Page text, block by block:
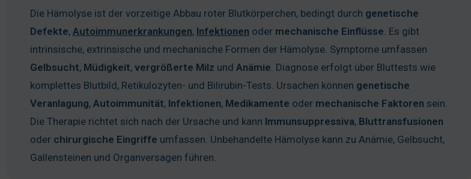
Die Hämolyse ist der vorzeitige Abbau roter Blutkörperchen, bedingt durch genetische
Defekte, Autoimmunerkrankungen, Infektionen oder mechanische Einflüsse. Es gibt
intrinsische, extrinsische und mechanische Formen der Hämolyse. Symptome umfassen
Gelbsucht, Müdigkeit, vergrößerte Milz und Anämie. Diagnose erfolgt über Bluttests wie
komplettes Blutbild, Retikulozyten- und Bilirubin-Tests. Ursachen können genetische
Veranlagung, Autoimmunität, Infektionen, Medikamente oder mechanische Faktoren sein.
Die Therapie richtet sich nach der Ursache und kann Immunsuppressiva, Bluttransfusionen
oder chirurgische Eingriffe umfassen. Unbehandelte Hämolyse kann zu Anämie, Gelbsucht,
Gallensteinen und Organversagen führen.